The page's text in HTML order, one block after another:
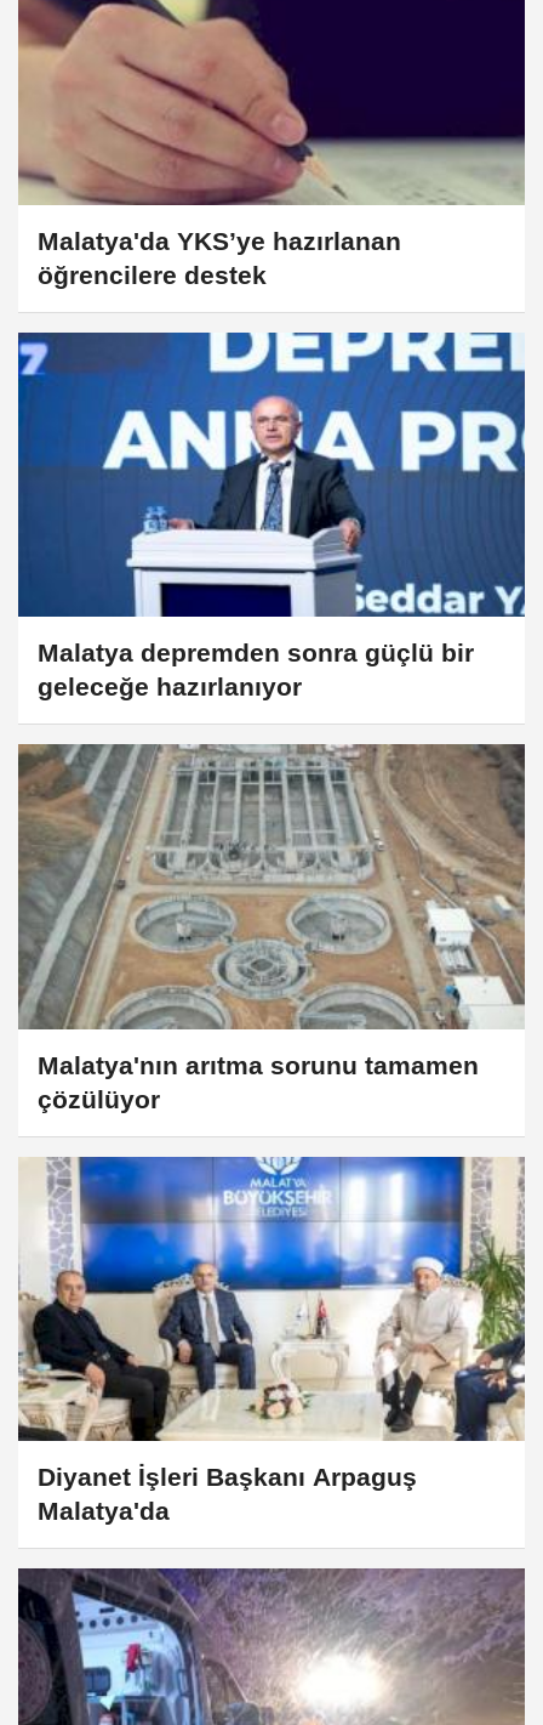
Malatya'da YKS’ye hazırlanan
öğrencilere destek
Malatya depremden sonra güçlü bir
geleceğe hazırlanıyor
Malatya'nın arıtma sorunu tamamen
çözülüyor
Diyanet İşleri Başkanı Arpaguş
Malatya'da